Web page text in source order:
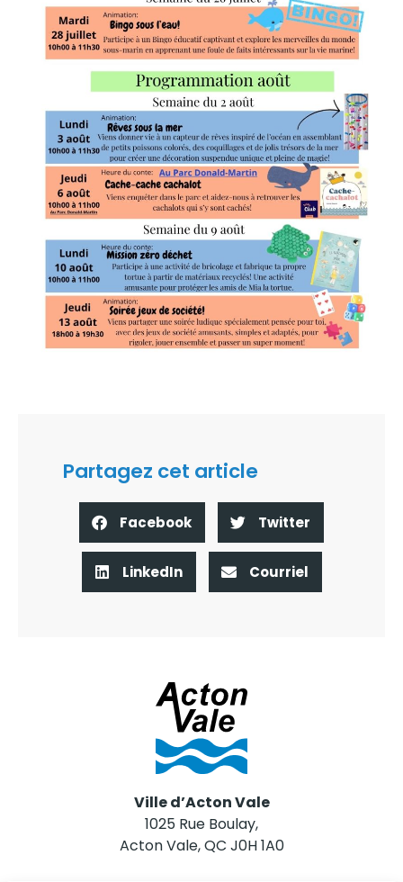
Partagez cet article
Facebook Twitter
LinkedIn Courriel
Ville d’Acton Vale
1025 Rue Boulay,
Acton Vale, QC J0H 1A0